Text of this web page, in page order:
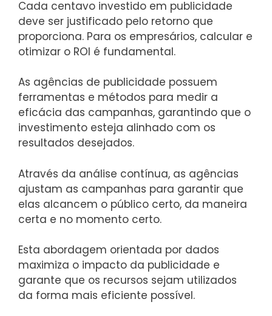
Cada centavo investido em publicidade
deve ser justificado pelo retorno que
proporciona. Para os empresários, calcular e
otimizar o ROI é fundamental.
As agências de publicidade possuem
ferramentas e métodos para medir a
eficácia das campanhas, garantindo que o
investimento esteja alinhado com os
resultados desejados.
Através da análise contínua, as agências
ajustam as campanhas para garantir que
elas alcancem o público certo, da maneira
certa e no momento certo.
Esta abordagem orientada por dados
maximiza o impacto da publicidade e
garante que os recursos sejam utilizados
da forma mais eficiente possível.